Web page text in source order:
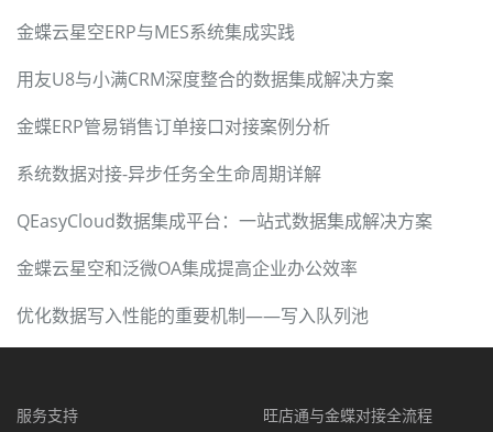
金蝶云星空ERP与MES系统集成实践
用友U8与小满CRM深度整合的数据集成解决方案
金蝶ERP管易销售订单接口对接案例分析
系统数据对接-异步任务全生命周期详解
QEasyCloud数据集成平台：一站式数据集成解决方案
金蝶云星空和泛微OA集成提高企业办公效率
优化数据写入性能的重要机制——写入队列池
服务支持
旺店通与金蝶对接全流程